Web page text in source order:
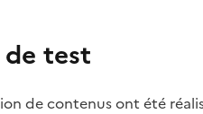
test
de contenus ont été